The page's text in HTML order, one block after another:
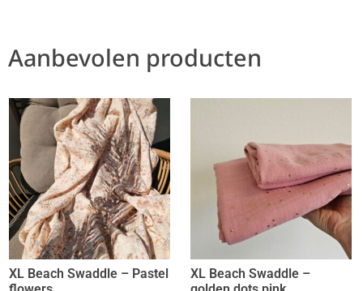
Aanbevolen producten
XL Beach Swaddle – Pastel
XL Beach Swaddle –